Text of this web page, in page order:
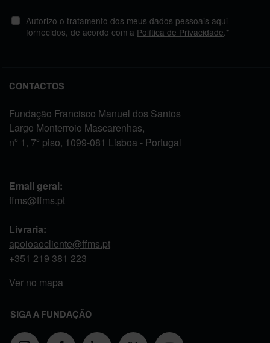
Autorizo o tratamento dos meus dados pessoais aqui
fornecidos, de acordo com a Política de Privacidade .*
CONTACTOS
Fundação Francisco Manuel dos Santos
Largo Monterroio Mascarenhas,
nº 1, 7º piso, 1099-081 Lisboa - Portugal
Email geral:
ffms@ffms.pt
Livraria:
apoioaocliente@ffms.pt
+351 219 381 223
Ver no mapa
SIGA A FUNDAÇÃO